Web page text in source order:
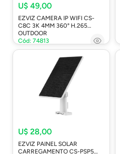
U$ 49,00
EZVIZ CAMERA IP WIFI CS-
C8C 3K 4MM 360° H.265
OUTDOOR
Cód: 74813
U$ 28,00
EZVIZ PAINEL SOLAR
CARREGAMENTO CS-PSP5